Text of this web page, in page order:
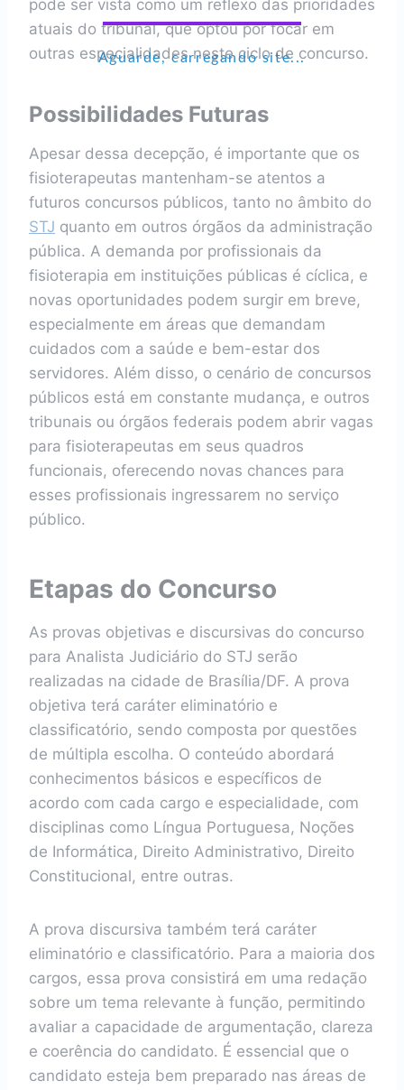
Aguarde, carregando site...
pode ser vista como um reflexo das prioridades
atuais do tribunal, que optou por focar em
outras especialidades neste ciclo de concurso.
Possibilidades Futuras
Apesar dessa decepção, é importante que os
fisioterapeutas mantenham-se atentos a
futuros concursos públicos, tanto no âmbito do
STJ quanto em outros órgãos da administração
pública. A demanda por profissionais da
fisioterapia em instituições públicas é cíclica, e
novas oportunidades podem surgir em breve,
especialmente em áreas que demandam
cuidados com a saúde e bem-estar dos
servidores. Além disso, o cenário de concursos
públicos está em constante mudança, e outros
tribunais ou órgãos federais podem abrir vagas
para fisioterapeutas em seus quadros
funcionais, oferecendo novas chances para
esses profissionais ingressarem no serviço
público.
Etapas do Concurso
As provas objetivas e discursivas do concurso
para Analista Judiciário do STJ serão
realizadas na cidade de Brasília/DF. A prova
objetiva terá caráter eliminatório e
classificatório, sendo composta por questões
de múltipla escolha. O conteúdo abordará
conhecimentos básicos e específicos de
acordo com cada cargo e especialidade, com
disciplinas como Língua Portuguesa, Noções
de Informática, Direito Administrativo, Direito
Constitucional, entre outras.
A prova discursiva também terá caráter
eliminatório e classificatório. Para a maioria dos
cargos, essa prova consistirá em uma redação
sobre um tema relevante à função, permitindo
avaliar a capacidade de argumentação, clareza
e coerência do candidato. É essencial que o
candidato esteja bem preparado nas áreas de